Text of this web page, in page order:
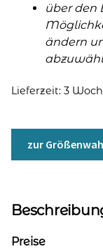
über den
ändern
Lieferzeit: 3
zur
Preise